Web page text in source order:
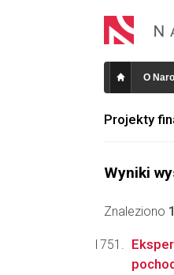
O
Projekty
Wyniki
Znaleziono